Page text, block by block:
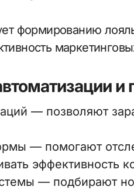
формированию
и
— позволяют
— помогают
эффективность
— подбирают